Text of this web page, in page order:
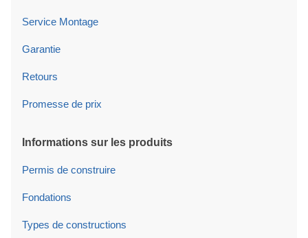
Service Montage
Garantie
Retours
Promesse de prix
Informations sur les produits
Permis de construire
Fondations
Types de constructions